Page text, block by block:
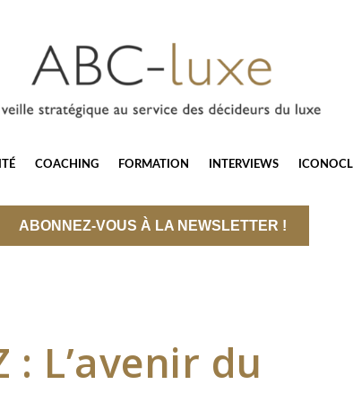
COACHING FORMATION INTERVIEWS
ABONNEZ-VOUS À LA NEWSLETTER !
L’avenir du